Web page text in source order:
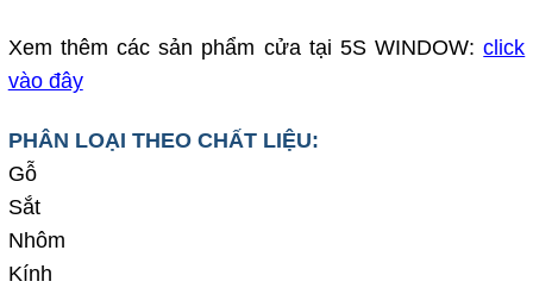
Xem thêm các sản phẩm cửa tại 5S WINDOW:click
vào đây
PHÂN LOẠI THEO CHẤT LIỆU:
Gỗ
Sắt
Nhôm
Kính